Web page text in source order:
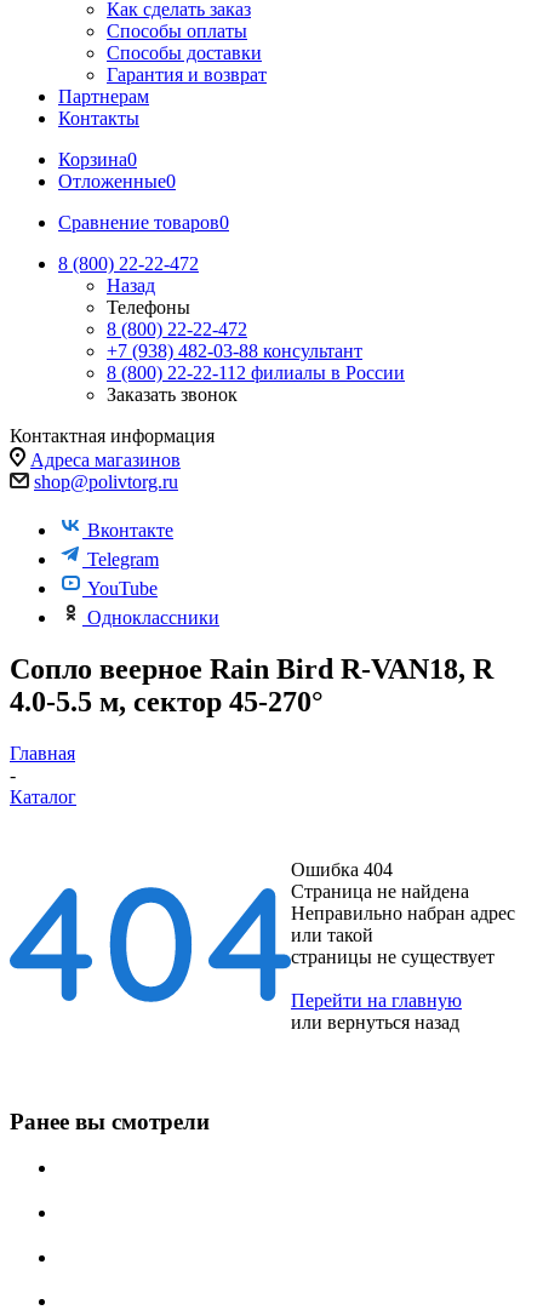
Как сделать заказ
Способы оплаты
Способы доставки
Гарантия и возврат
Партнерам
Контакты
Корзина0
Отложенные0
Сравнение товаров0
8 (800) 22-22-472
Назад
Телефоны
8 (800) 22-22-472
+7 (938) 482-03-88 консультант
8 (800) 22-22-112 филиалы в России
Заказать звонок
Контактная информация
Адреса магазинов
shop@polivtorg.ru
Вконтакте
Telegram
YouTube
Одноклассники
Сопло веерное Rain Bird R-VAN18, R
4.0-5.5 м, сектор 45-270°
Главная
-
Каталог
Ошибка 404
Страница не найдена
Неправильно набран адрес
или такой
страницы не существует
Перейти на главную
или вернуться назад
Ранее вы смотрели